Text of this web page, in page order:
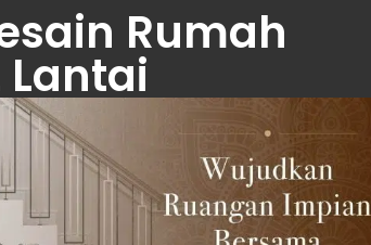
Rumah
Lantai